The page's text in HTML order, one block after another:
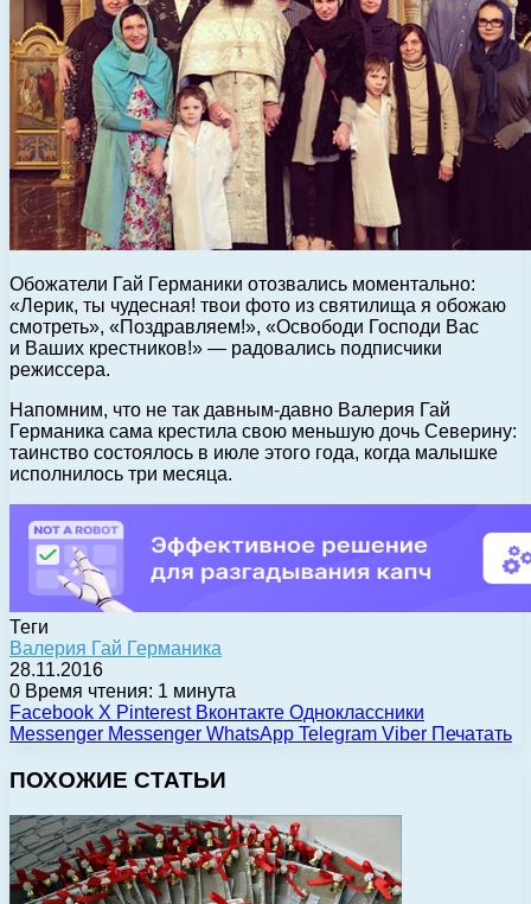
Обожатели Гай Германики отозвались моментально:
«Лерик, ты чудесная! твои фото из святилища я обожаю
смотреть», «Поздравляем!», «Освободи Господи Вас
и Ваших крестников!» — радовались подписчики
режиссера.
Напомним, что не так давным-давно Валерия Гай
Германика сама крестила свою меньшую дочь Северину:
таинство состоялось в июле этого года, когда малышке
исполнилось три месяца.
Теги
Валерия Гай Германика
28.11.2016
0 Время чтения: 1 минута
Facebook X Pinterest Вконтакте Одноклассники
Messenger Messenger WhatsApp Telegram Viber Печатать
ПОХОЖИЕ СТАТЬИ